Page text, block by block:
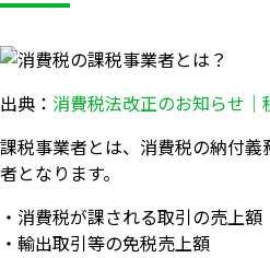
出典： 消費税法改正のお知らせ｜
課税事業者とは、消費税の納付
者となります。
・消費税が課される取引の売上額
・輸出取引等の免税売上額